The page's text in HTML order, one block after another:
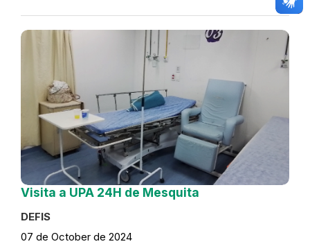
Visita a UPA 24H de Mesquita
DEFIS
07 de October de 2024